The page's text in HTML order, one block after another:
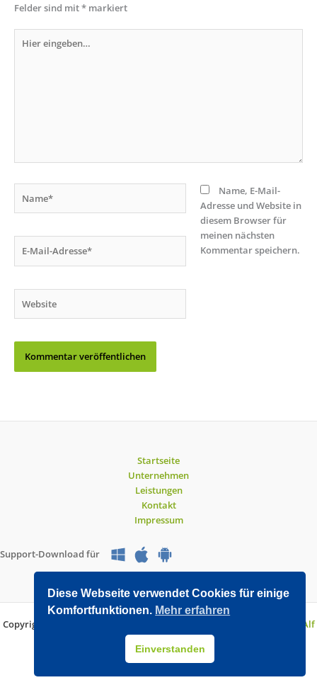
Felder sind mit* markiert
eingeben…
Mail-
Name, E-Mail-
Adresse und Website in
diesem Browser für
meinen nächsten
Kommentar speichern.
Startseite
Unternehmen
Leistungen
Kontakt
Impressum
Support-Download für
Copyright © 2026 O&V DATEC GmbH | Entwickelt mit WordPress von
Alf
Drollinger
Diese Webseite verwendet Cookies für einige
Komfortfunktionen. Mehr erfahren
Einverstanden